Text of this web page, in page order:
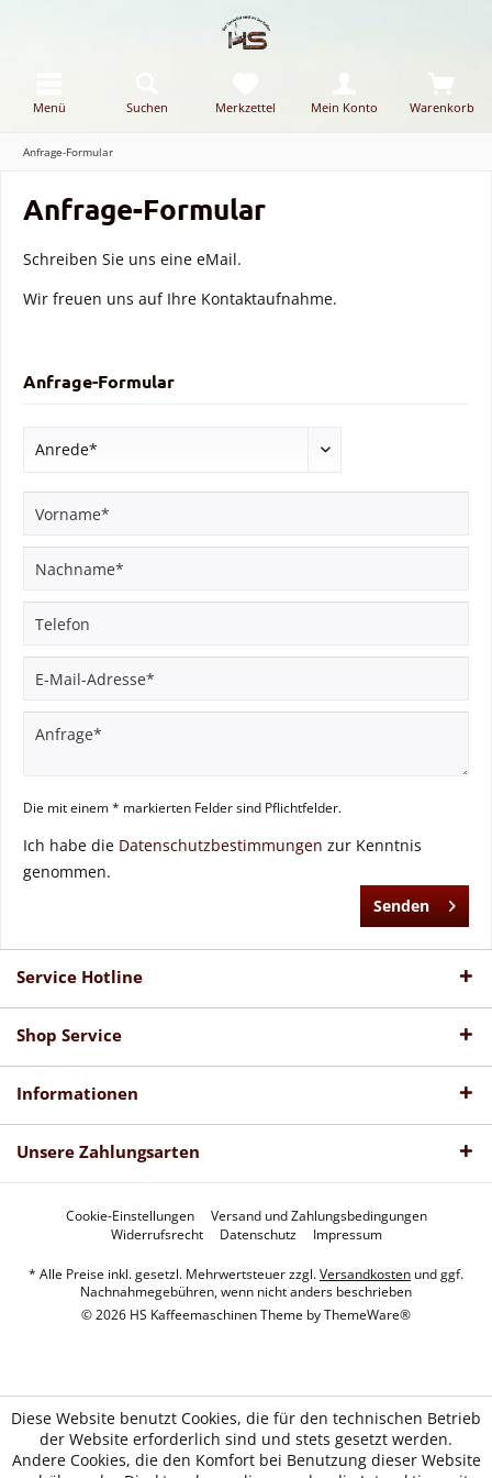
Menü Warenkorb
Merkzettel Mein Konto
Suchen
Anfrage-Formular
Anfrage-Formular
Schreiben Sie uns eine eMail.
Wir freuen uns auf Ihre Kontaktaufnahme.
Anfrage-Formular
Die mit einem * markierten Felder sind Pflichtfelder.
Ich habe die Datenschutzbestimmungen zur Kenntnis
genommen.
Senden
Service Hotline
Shop Service
Informationen
Unsere Zahlungsarten
Cookie-Einstellungen
Versand und Zahlungsbedingungen
Widerrufsrecht
Datenschutz Impressum
* Alle Preise inkl. gesetzl. Mehrwertsteuer zzgl.Versandkosten und ggf.
Nachnahmegebühren, wenn nicht anders beschrieben
© 2026 HS Kaffeemaschinen Theme byThemeWare®
Diese Website benutzt Cookies, die für den technischen Betrieb
der Website erforderlich sind und stets gesetzt werden.
Andere Cookies, die den Komfort bei Benutzung dieser Website